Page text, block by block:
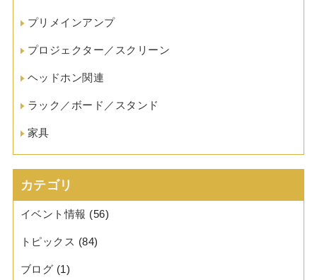
プリメインアンプ
プロジェクター／スクリーン
ヘッドホン関連
ラック／ボード／スタンド
家具
カテゴリ
イベント情報 (56)
トピックス (84)
ブログ (1)